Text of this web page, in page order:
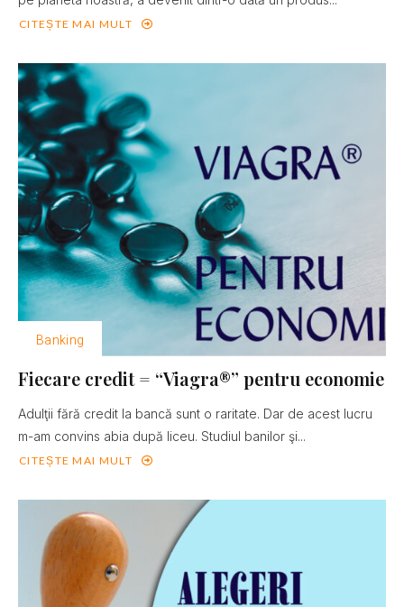
CITEȘTE MAI MULT
Banking
Fiecare credit = “Viagra®” pentru economie
Adulţii fără credit la bancă sunt o raritate. Dar de acest lucru
m-am convins abia după liceu. Studiul banilor şi...
CITEȘTE MAI MULT